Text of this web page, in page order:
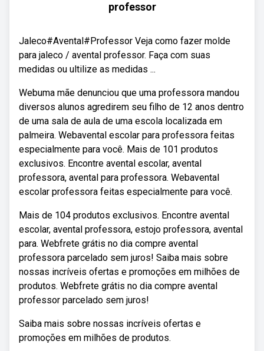
professor
Jaleco#Avental#Professor Veja como fazer molde
para jaleco / avental professor. Faça com suas
medidas ou ultilize as medidas ...
Webuma mãe denunciou que uma professora mandou
diversos alunos agredirem seu filho de 12 anos dentro
de uma sala de aula de uma escola localizada em
palmeira. Webavental escolar para professora feitas
especialmente para você. Mais de 101 produtos
exclusivos. Encontre avental escolar, avental
professora, avental para professora. Webavental
escolar professora feitas especialmente para você.
Mais de 104 produtos exclusivos. Encontre avental
escolar, avental professora, estojo professora, avental
para. Webfrete grátis no dia compre avental
professora parcelado sem juros! Saiba mais sobre
nossas incríveis ofertas e promoções em milhões de
produtos. Webfrete grátis no dia compre avental
professor parcelado sem juros!
Saiba mais sobre nossas incríveis ofertas e
promoções em milhões de produtos.